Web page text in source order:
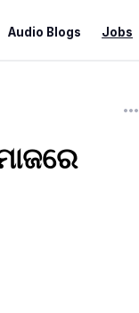
Audio Blogs Jobs